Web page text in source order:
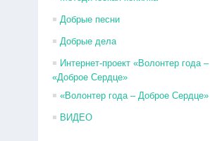
Добрые песни
Добрые дела
Интернет-проект «Волонтер года –
«Доброе Сердце»
«Волонтер года – Доброе Сердце»
ВИДЕО